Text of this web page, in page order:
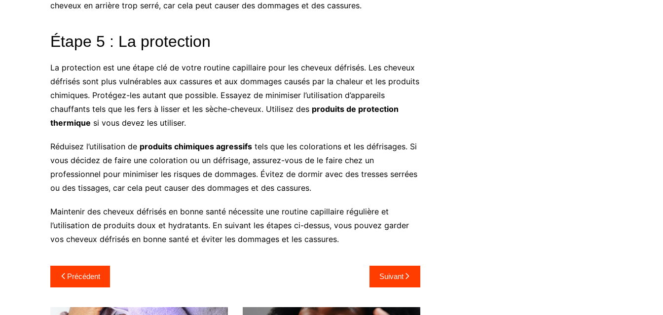
cheveux en arrière trop serré, car cela peut causer des dommages et des cassures.
Étape 5 : La protection
La protection est une étape clé de votre routine capillaire pour les cheveux défrisés. Les cheveux
défrisés sont plus vulnérables aux cassures et aux dommages causés par la chaleur et les produits
chimiques. Protégez-les autant que possible. Essayez de minimiser l’utilisation d’appareils
chauffants tels que les fers à lisser et les sèche-cheveux. Utilisez des produits de protection
thermique si vous devez les utiliser.
Réduisez l’utilisation de produits chimiques agressifs tels que les colorations et les défrisages. Si
vous décidez de faire une coloration ou un défrisage, assurez-vous de le faire chez un
professionnel pour minimiser les risques de dommages. Évitez de dormir avec des tresses serrées
ou des tissages, car cela peut causer des dommages et des cassures.
Maintenir des cheveux défrisés en bonne santé nécessite une routine capillaire régulière et
l’utilisation de produits doux et hydratants. En suivant les étapes ci-dessus, vous pouvez garder
vos cheveux défrisés en bonne santé et éviter les dommages et les cassures.
Navigation
de
Précédent Suivant